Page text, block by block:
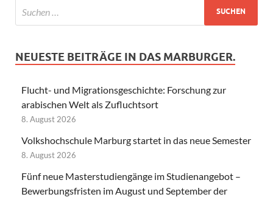
NEUESTE BEITRÄGE IN DAS MARBURGER.
Flucht- und Migrationsgeschichte: Forschung zur
arabischen Welt als Zufluchtsort
8. August 2026
Volkshochschule Marburg startet in das neue Semester
8. August 2026
Fünf neue Masterstudiengänge im Studienangebot –
Bewerbungsfristen im August und September der